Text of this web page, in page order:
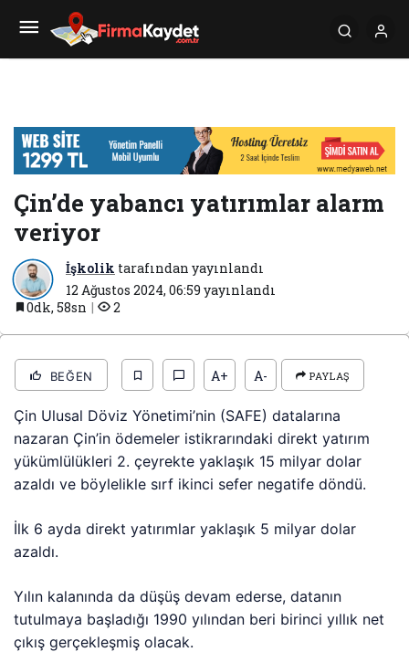
Çin’de yabancı yatırımlar alarm
veriyor
İşkolik tarafından yayınlandı
12 Ağustos 2024, 06:59 yayınlandı
0dk, 58sn
2
BEĞEN A+ A- PAYLAŞ
Çin Ulusal Döviz Yönetimi’nin (SAFE) datalarına
nazaran Çin’in ödemeler istikrarındaki direkt yatırım
yükümlülükleri 2. çeyrekte yaklaşık 15 milyar dolar
azaldı ve böylelikle sırf ikinci sefer negatife döndü.
İlk 6 ayda direkt yatırımlar yaklaşık 5 milyar dolar
azaldı.
Yılın kalanında da düşüş devam ederse, datanın
tutulmaya başladığı 1990 yılından beri birinci yıllık net
çıkış gerçekleşmiş olacak.